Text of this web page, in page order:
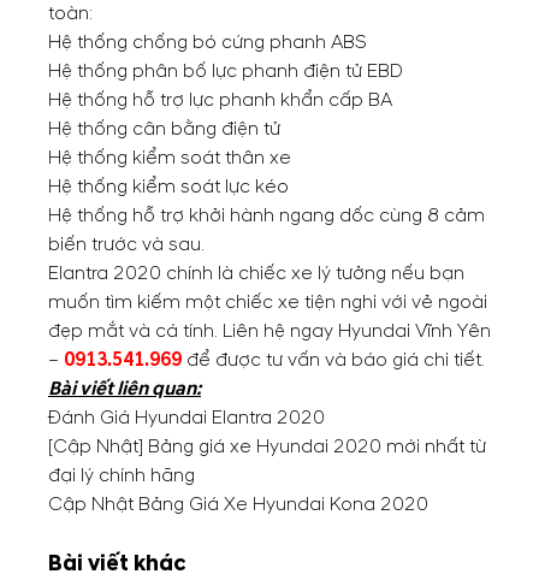
toàn:
Hệ thống chống bó cứng phanh ABS
Hệ thống phân bố lực phanh điện tử EBD
Hệ thống hỗ trợ lực phanh khẩn cấp BA
Hệ thống cân bằng điện tử
Hệ thống kiểm soát thân xe
Hệ thống kiểm soát lực kéo
Hệ thống hỗ trợ khởi hành ngang dốc cùng 8 cảm
biến trước và sau.
Elantra 2020 chính là chiếc xe lý tưởng nếu bạn
muốn tìm kiếm một chiếc xe tiện nghi với vẻ ngoài
đẹp mắt và cá tính. Liên hệ ngay Hyundai Vĩnh Yên
– 0913.541.969 để được tư vấn và báo giá chi tiết.
Bài viết liên quan:
Đánh Giá Hyundai Elantra 2020
[Cập Nhật] Bảng giá xe Hyundai 2020 mới nhất từ
đại lý chính hãng
Cập Nhật Bảng Giá Xe Hyundai Kona 2020
Bài viết khác